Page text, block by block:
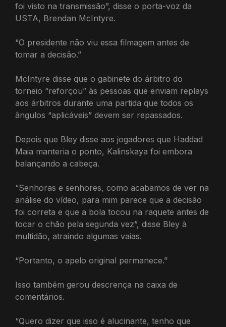
foi visto na transmissão”, disse o porta-voz da
USTA, Brendan McIntyre.
“O presidente não viu essa filmagem antes de
tomar a decisão.”
McIntyre disse que o gabinete do árbitro do
torneio “reforçou” às pessoas que enviam replays
aos árbitros durante uma partida que todos os
ângulos “aplicáveis” devem ser repassados.
Depois que Bley disse aos jogadores que Haddad
Maia manteria o ponto, Kalinskaya foi embora
balançando a cabeça.
“Senhoras e senhores, como acabamos de ver na
análise do vídeo, para mim parece que a decisão
foi correta e que a bola tocou na raquete antes de
tocar o chão pela segunda vez”, disse Bley à
multidão, atraindo algumas vaias.
“Portanto, o apelo original permanece.”
Isso também gerou descrença na caixa de
comentários.
“Quero dizer que isso é alucinante, tenho que